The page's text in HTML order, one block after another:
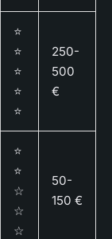
⭐
⭐
⭐
⭐
⭐
250-
500
€
⭐
⭐
☆
☆
☆
50-
150 €